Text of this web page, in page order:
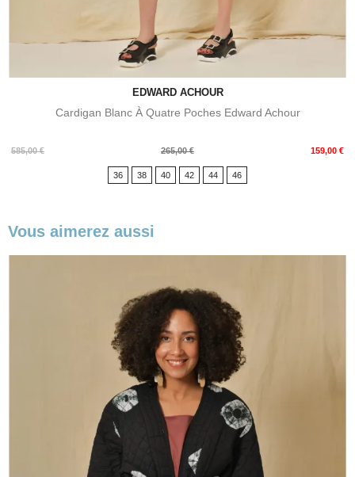
EDWARD ACHOUR
Cardigan Blanc À Quatre Poches Edward Achour
585,00 €
Prix
265,00 € 159,00 €
Prix
36 38 40 42 44 46
Vous aimerez aussi